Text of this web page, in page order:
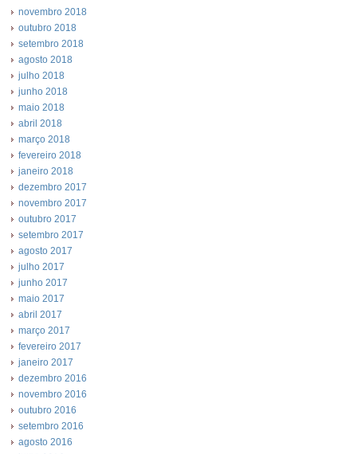
novembro 2018
outubro 2018
setembro 2018
agosto 2018
julho 2018
junho 2018
maio 2018
abril 2018
março 2018
fevereiro 2018
janeiro 2018
dezembro 2017
novembro 2017
outubro 2017
setembro 2017
agosto 2017
julho 2017
junho 2017
maio 2017
abril 2017
março 2017
fevereiro 2017
janeiro 2017
dezembro 2016
novembro 2016
outubro 2016
setembro 2016
agosto 2016